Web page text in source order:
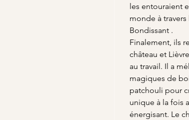
les entouraient
monde à travers
Bondissant .
Finalement, ils
château et
au travail. Il a
magiques de
patchouli pour
unique à la fois
énergisant. Le